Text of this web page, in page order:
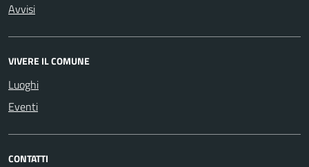
Avvisi
VIVERE IL COMUNE
Luoghi
Eventi
CONTATTI